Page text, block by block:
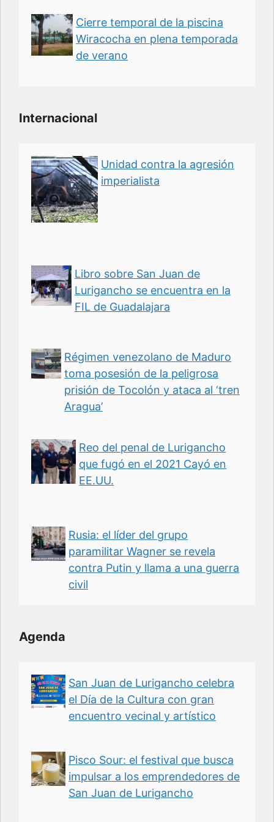
Cierre temporal de la piscina
Wiracocha en plena temporada
de verano
Internacional
Unidad contra la agresión
imperialista
Libro sobre San Juan de
Lurigancho se encuentra en la
FIL de Guadalajara
Régimen venezolano de Maduro
toma posesión de la peligrosa
prisión de Tocolón y ataca al ‘tren
Aragua’
Reo del penal de Lurigancho
que fugó en el 2021 Cayó en
EE.UU.
Rusia: el líder del grupo
paramilitar Wagner se revela
contra Putin y llama a una guerra
civil
Agenda
San Juan de Lurigancho celebra
el Día de la Cultura con gran
encuentro vecinal y artístico
Pisco Sour: el festival que busca
impulsar a los emprendedores de
San Juan de Lurigancho